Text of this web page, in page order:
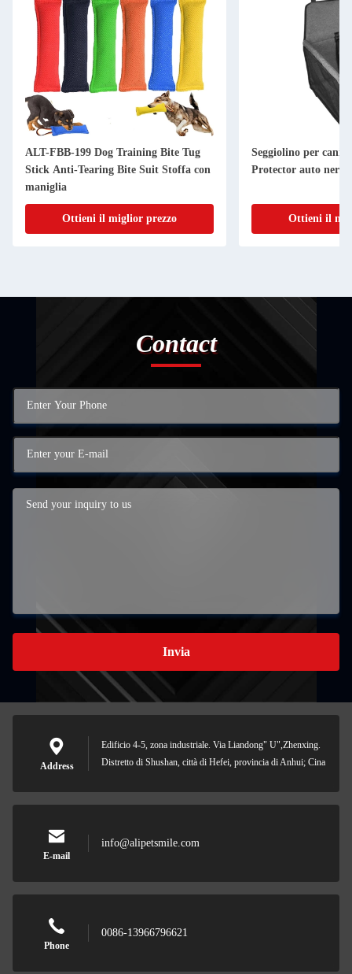
Seggiolino per cani per viaggiatore
Protector auto nero
Ottieni il miglior prezzo
Manuale di
a piedi sostenibili
Ottieni il
Contact
Invia
Address
Edificio 4-5, zona industriale. Via Liandong" U",Zhenxing.
Distretto di Shushan, città di Hefei, provincia di Anhui; Cina
E-mail
info@alipetsmile.com
Phone
0086-13966796621